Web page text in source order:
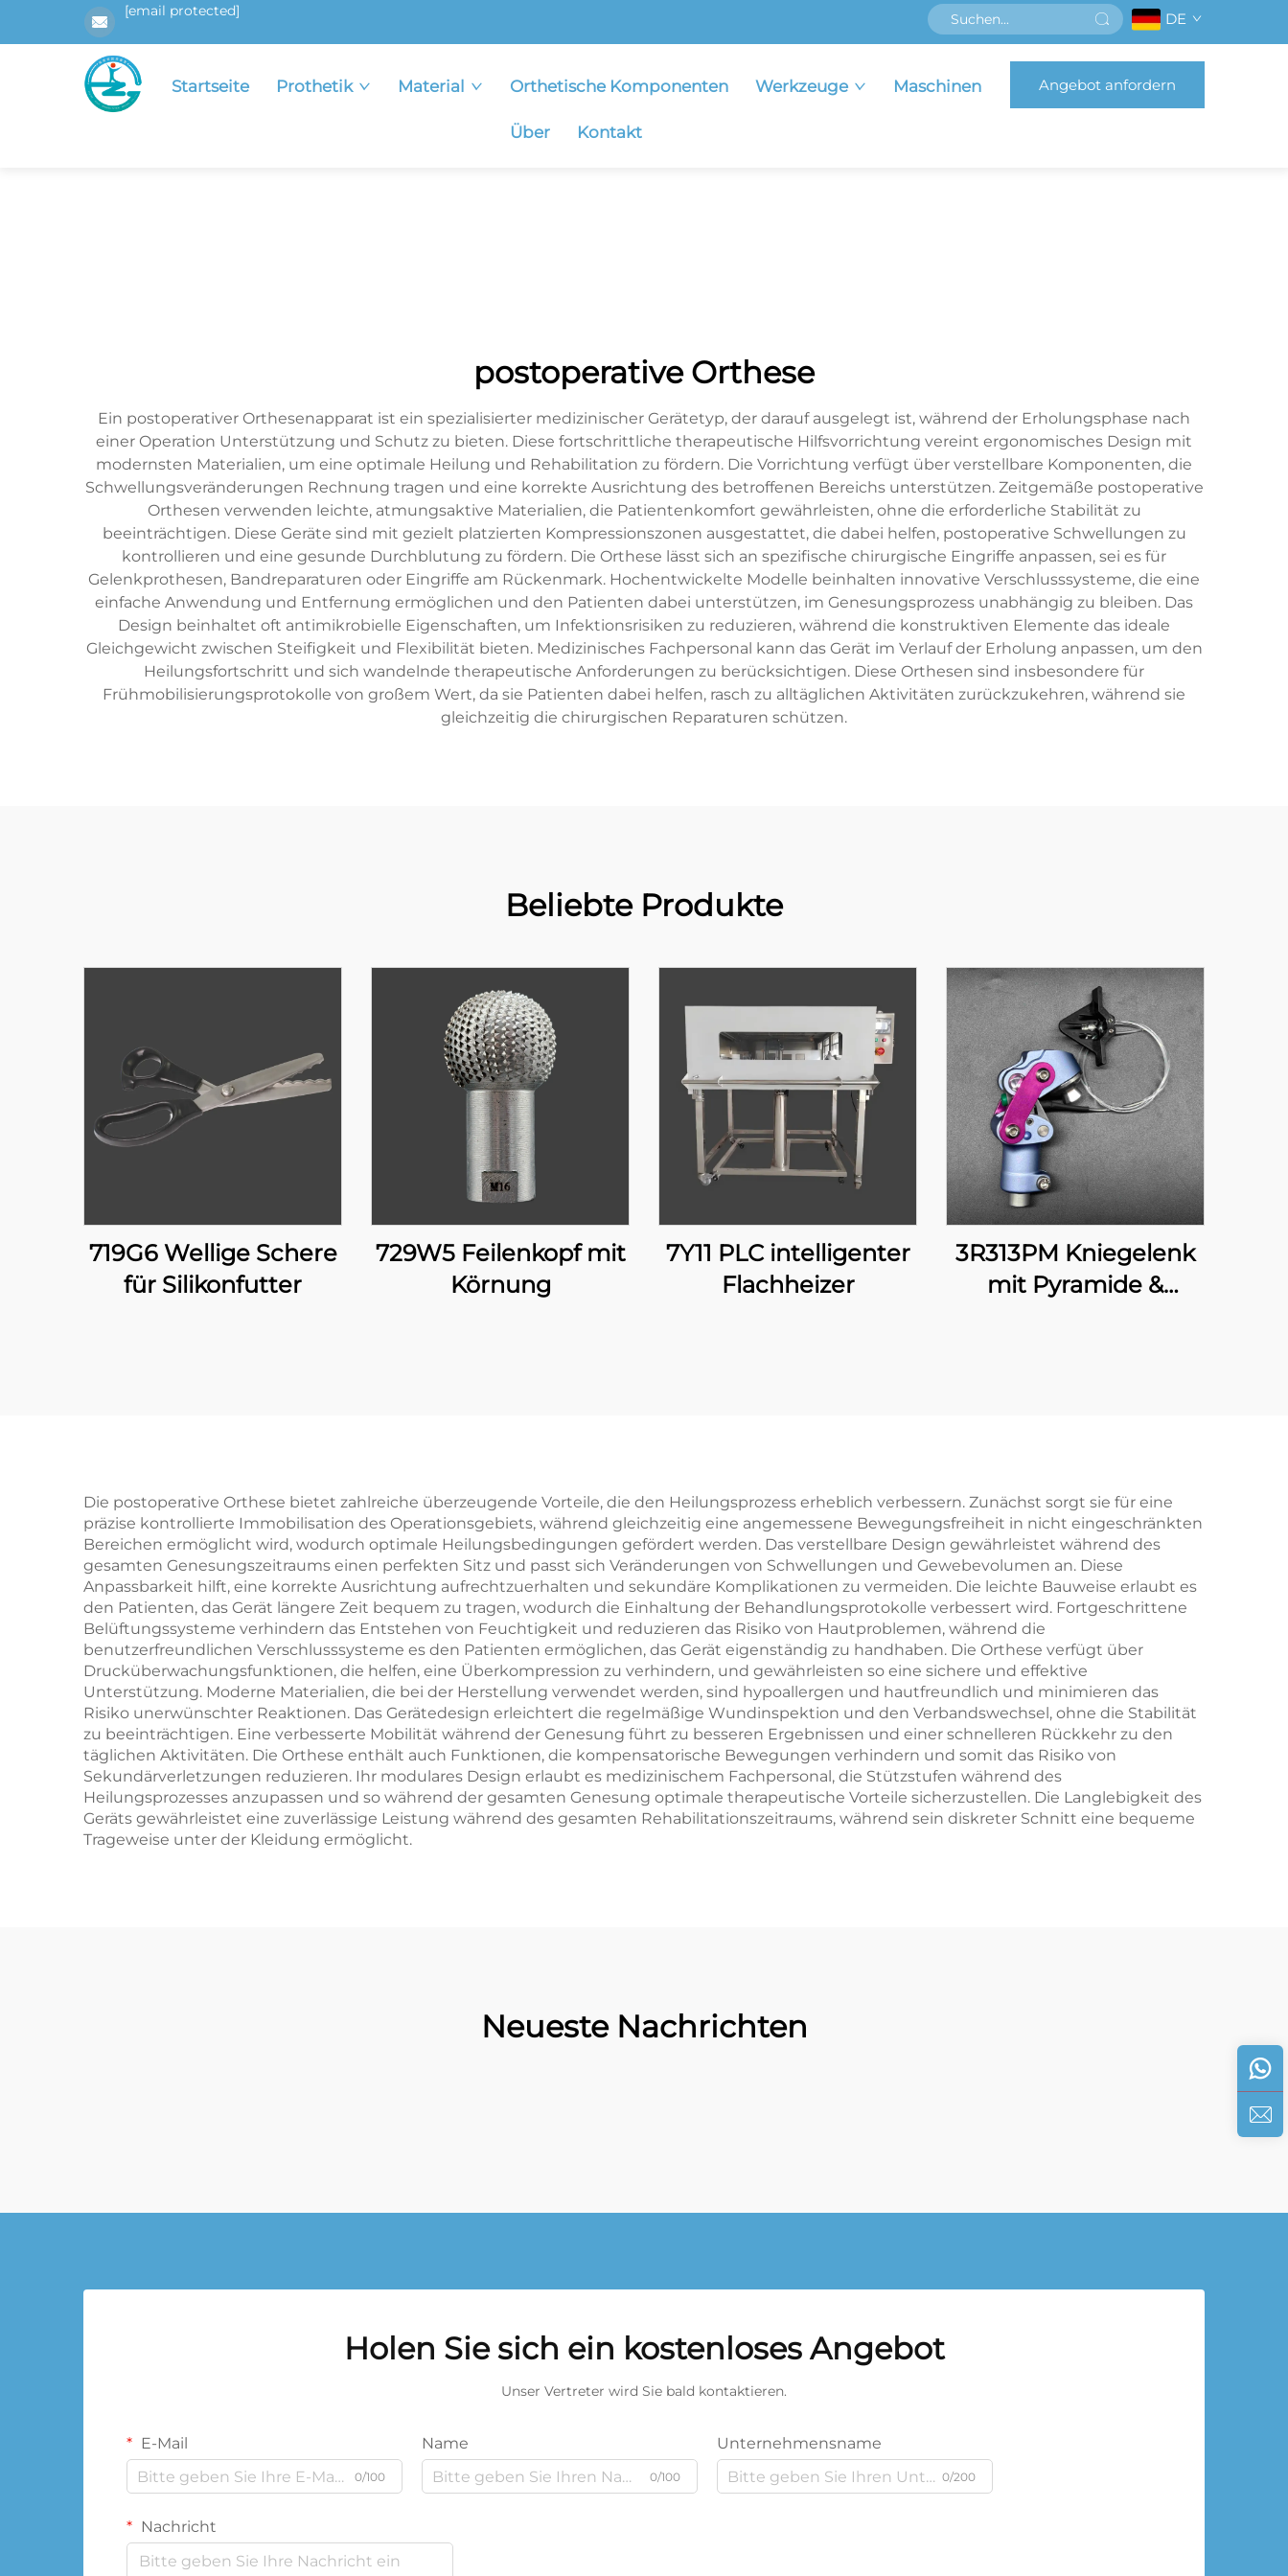
[email protected] DE
Startseite Prothetik Material Orthetische Komponenten Werkzeuge Maschinen
Über Kontakt
Angebot anfordern
postoperative Orthese
Ein postoperativer Orthesenapparat ist ein spezialisierter medizinischer Gerätetyp, der darauf ausgelegt ist, während der Erholungsphase nach
einer Operation Unterstützung und Schutz zu bieten. Diese fortschrittliche therapeutische Hilfsvorrichtung vereint ergonomisches Design mit
modernsten Materialien, um eine optimale Heilung und Rehabilitation zu fördern. Die Vorrichtung verfügt über verstellbare Komponenten, die
Schwellungsveränderungen Rechnung tragen und eine korrekte Ausrichtung des betroffenen Bereichs unterstützen. Zeitgemäße postoperative
Orthesen verwenden leichte, atmungsaktive Materialien, die Patientenkomfort gewährleisten, ohne die erforderliche Stabilität zu
beeinträchtigen. Diese Geräte sind mit gezielt platzierten Kompressionszonen ausgestattet, die dabei helfen, postoperative Schwellungen zu
kontrollieren und eine gesunde Durchblutung zu fördern. Die Orthese lässt sich an spezifische chirurgische Eingriffe anpassen, sei es für
Gelenkprothesen, Bandreparaturen oder Eingriffe am Rückenmark. Hochentwickelte Modelle beinhalten innovative Verschlusssysteme, die eine
einfache Anwendung und Entfernung ermöglichen und den Patienten dabei unterstützen, im Genesungsprozess unabhängig zu bleiben. Das
Design beinhaltet oft antimikrobielle Eigenschaften, um Infektionsrisiken zu reduzieren, während die konstruktiven Elemente das ideale
Gleichgewicht zwischen Steifigkeit und Flexibilität bieten. Medizinisches Fachpersonal kann das Gerät im Verlauf der Erholung anpassen, um den
Heilungsfortschritt und sich wandelnde therapeutische Anforderungen zu berücksichtigen. Diese Orthesen sind insbesondere für
Frühmobilisierungsprotokolle von großem Wert, da sie Patienten dabei helfen, rasch zu alltäglichen Aktivitäten zurückzukehren, während sie
gleichzeitig die chirurgischen Reparaturen schützen.
Beliebte Produkte
719G6 Wellige Schere
für Silikonfutter
729W5 Feilenkopf mit
Körnung
7Y11 PLC intelligenter
Flachheizer
3R313PM Kniegelenk
mit Pyramide &
Die postoperative Orthese bietet zahlreiche überzeugende Vorteile, die den Heilungsprozess erheblich verbessern. Zunächst sorgt sie für eine
präzise kontrollierte Immobilisation des Operationsgebiets, während gleichzeitig eine angemessene Bewegungsfreiheit in nicht eingeschränkten
Bereichen ermöglicht wird, wodurch optimale Heilungsbedingungen gefördert werden. Das verstellbare Design gewährleistet während des
gesamten Genesungszeitraums einen perfekten Sitz und passt sich Veränderungen von Schwellungen und Gewebevolumen an. Diese
Anpassbarkeit hilft, eine korrekte Ausrichtung aufrechtzuerhalten und sekundäre Komplikationen zu vermeiden. Die leichte Bauweise erlaubt es
den Patienten, das Gerät längere Zeit bequem zu tragen, wodurch die Einhaltung der Behandlungsprotokolle verbessert wird. Fortgeschrittene
Belüftungssysteme verhindern das Entstehen von Feuchtigkeit und reduzieren das Risiko von Hautproblemen, während die
benutzerfreundlichen Verschlusssysteme es den Patienten ermöglichen, das Gerät eigenständig zu handhaben. Die Orthese verfügt über
Drucküberwachungsfunktionen, die helfen, eine Überkompression zu verhindern, und gewährleisten so eine sichere und effektive
Unterstützung. Moderne Materialien, die bei der Herstellung verwendet werden, sind hypoallergen und hautfreundlich und minimieren das
Risiko unerwünschter Reaktionen. Das Gerätedesign erleichtert die regelmäßige Wundinspektion und den Verbandswechsel, ohne die Stabilität
zu beeinträchtigen. Eine verbesserte Mobilität während der Genesung führt zu besseren Ergebnissen und einer schnelleren Rückkehr zu den
täglichen Aktivitäten. Die Orthese enthält auch Funktionen, die kompensatorische Bewegungen verhindern und somit das Risiko von
Sekundärverletzungen reduzieren. Ihr modulares Design erlaubt es medizinischem Fachpersonal, die Stützstufen während des
Heilungsprozesses anzupassen und so während der gesamten Genesung optimale therapeutische Vorteile sicherzustellen. Die Langlebigkeit des
Geräts gewährleistet eine zuverlässige Leistung während des gesamten Rehabilitationszeitraums, während sein diskreter Schnitt eine bequeme
Trageweise unter der Kleidung ermöglicht.
Neueste Nachrichten
Holen Sie sich ein kostenloses Angebot
Unser Vertreter wird Sie bald kontaktieren.
E-Mail
0/100
Name
0/100
Unternehmensname
0/200
Nachricht